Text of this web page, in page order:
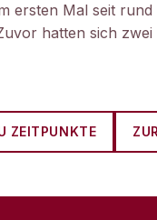
ersten Mal seit
hatten sich
ZEITPUNKTE